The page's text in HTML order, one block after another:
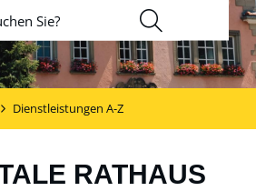
Dienstleistungen A-Z
RATHAUS